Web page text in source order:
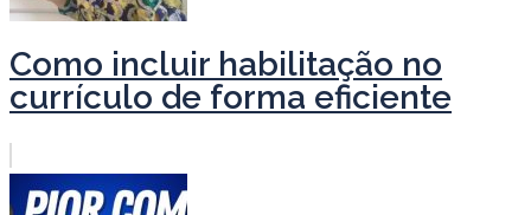
Como incluir habilitação no
currículo de forma eficiente